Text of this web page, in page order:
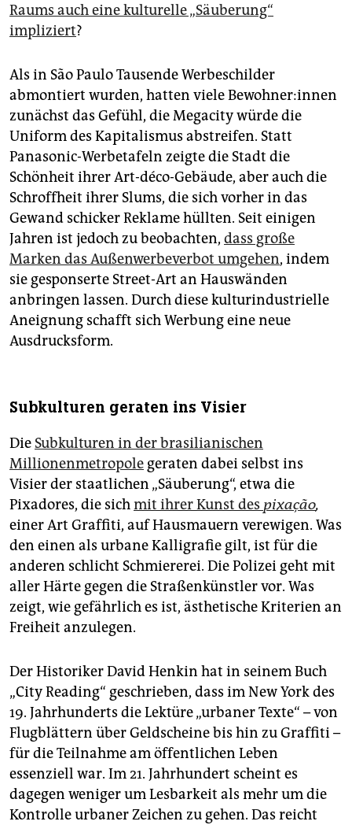
Raums auch eine kulturelle „Säuberung“
impliziert?
Als in São Paulo Tausende Werbeschilder
abmontiert wurden, hatten viele Be­woh­ne­r:in­nen
zunächst das Gefühl, die Megacity würde die
Uniform des Kapitalismus abstreifen. Statt
Panasonic-Werbetafeln zeigte die Stadt die
Schönheit ihrer Art-déco-Gebäude, aber auch die
Schroffheit ihrer Slums, die sich vorher in das
Gewand schicker Reklame hüllten. Seit einigen
Jahren ist jedoch zu beobachten, dass große
Marken das Außenwerbeverbot umgehen, indem
sie gesponserte Street-Art an Hauswänden
anbringen lassen. Durch diese kulturindustrielle
Aneignung schafft sich Werbung eine neue
Ausdrucksform.
Subkulturen geraten ins Visier
Die Subkulturen in der brasilianischen
Millionenmetropole geraten dabei selbst ins
Visier der staatlichen „Säuberung“, etwa die
Pixadores, die sichmit ihrer Kunst des pixação,
einer Art Graffiti, auf Hausmauern verewigen. Was
den einen als urbane Kalligrafie gilt, ist für die
anderen schlicht Schmiererei. Die Polizei geht mit
aller Härte gegen die Straßenkünstler vor. Was
zeigt, wie gefährlich es ist, ästhetische Kriterien an
Freiheit anzulegen.
Der Historiker David Henkin hat in seinem Buch
„City Reading“ geschrieben, dass im New York des
19. Jahrhunderts die Lektüre „urbaner Texte“ – von
Flugblättern über Geldscheine bis hin zu Graffiti –
für die Teilnahme am öffentlichen Leben
essenziell war. Im 21. Jahrhundert scheint es
dagegen weniger um Lesbarkeit als mehr um die
Kontrolle urbaner Zeichen zu gehen. Das reicht